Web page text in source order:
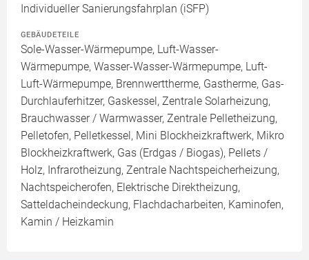
Individueller Sanierungsfahrplan (iSFP)
GEBÄUDETEILE
Sole-Wasser-Wärmepumpe, Luft-Wasser-
Wärmepumpe, Wasser-Wasser-Wärmepumpe, Luft-
Luft-Wärmepumpe, Brennwerttherme, Gastherme, Gas-
Durchlauferhitzer, Gaskessel, Zentrale Solarheizung,
Brauchwasser / Warmwasser, Zentrale Pelletheizung,
Pelletofen, Pelletkessel, Mini Blockheizkraftwerk, Mikro
Blockheizkraftwerk, Gas (Erdgas / Biogas), Pellets /
Holz, Infrarotheizung, Zentrale Nachtspeicherheizung,
Nachtspeicherofen, Elektrische Direktheizung,
Satteldacheindeckung, Flachdacharbeiten, Kaminofen,
Kamin / Heizkamin